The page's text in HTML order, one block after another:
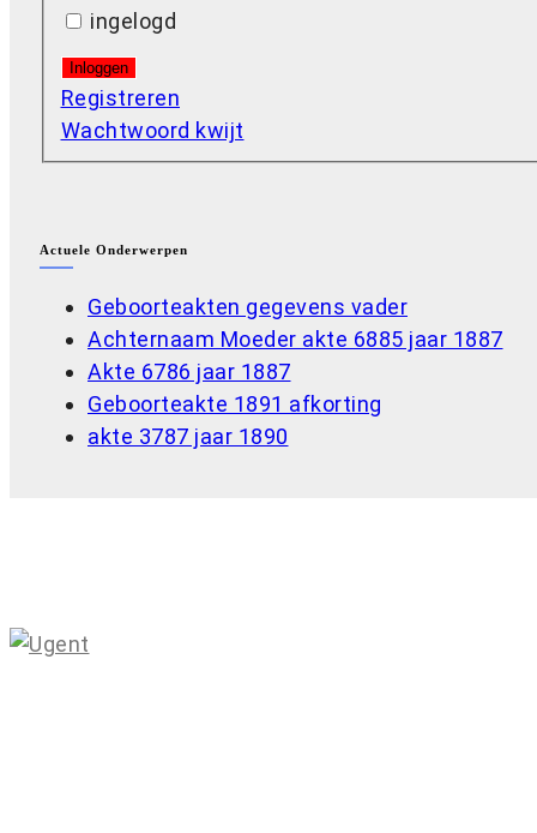
ingelogd
Inloggen
Registreren
Wachtwoord kwijt
Actuele Onderwerpen
Geboorteakten gegevens vader
Achternaam Moeder akte 6885 jaar 1887
Akte 6786 jaar 1887
Geboorteakte 1891 afkorting
akte 3787 jaar 1890